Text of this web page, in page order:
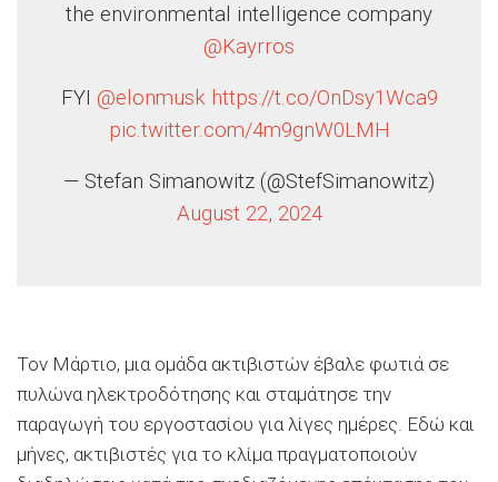
the environmental intelligence company
@Kayrros
FYI @elonmusk https://t.co/OnDsy1Wca9
pic.twitter.com/4m9gnW0LMH
— Stefan Simanowitz (@StefSimanowitz)
August 22, 2024
Τον Μάρτιο, μια ομάδα ακτιβιστών έβαλε φωτιά σε
πυλώνα ηλεκτροδότησης και σταμάτησε την
παραγωγή του εργοστασίου για λίγες ημέρες. Εδώ και
μήνες, ακτιβιστές για το κλίμα πραγματοποιούν